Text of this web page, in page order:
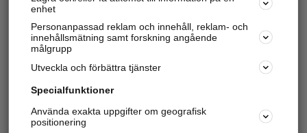
enhet
Personanpassad reklam och innehåll, reklam- och
innehållsmätning samt forskning angående
målgrupp
Utveckla och förbättra tjänster
Specialfunktioner
Använda exakta uppgifter om geografisk
positionering